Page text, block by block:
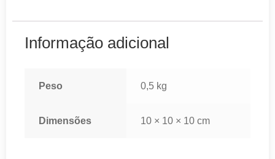
Informação adicional
Peso 0,5 kg
Dimensões 10 × 10 × 10 cm